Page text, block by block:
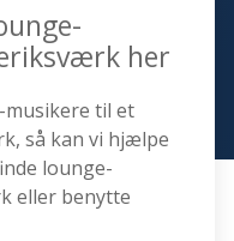
her
til et
så kan vi hjælpe
lounge-
eller benytte